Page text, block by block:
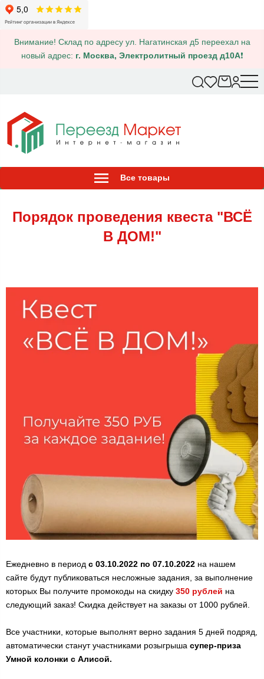
Внимание! Склад по адресу ул. Нагатинская д5 переехал на
новый адрес: г. Москва, Электролитный проезд д10А❗
Все товары
Порядок проведения квеста "ВСЁ
В ДОМ!"
Ежедневно в период с 03.10.2022 по 07.10.2022 на нашем
сайте будут публиковаться несложные задания, за выполнение
которых Вы получите промокоды на скидку 350 рублей на
следующий заказ! Скидка действует на заказы от 1000 рублей.
Все участники, которые выполнят верно задания 5 дней подряд,
автоматически станут участниками розыгрыша супер-приза
Умной колонки с Алисой.